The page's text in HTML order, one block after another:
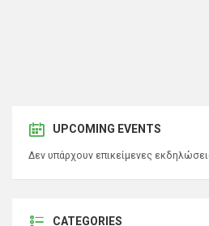
UPCOMING EVENTS
Δεν υπάρχουν επικείμενες
CATEGORIES